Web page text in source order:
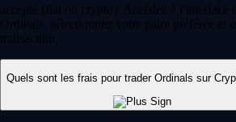
accepté (fiat ou crypto). Accédez à l'interface
Ordinals, sélectionnez votre paire préférée et
transaction.
Quels sont les frais pour trader Ordinals sur